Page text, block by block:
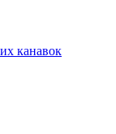
канавок